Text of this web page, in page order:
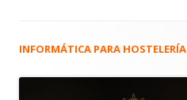
Barra
INFORMÁTICA PARA HOSTELERÍA